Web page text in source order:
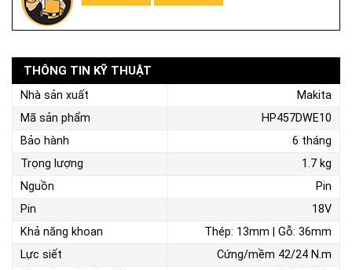
THÔNG TIN KỸ THUẬT
Nhà sản xuất
Makita
Mã sản phẩm
HP457DWE10
Bảo hành
6 tháng
Trọng lượng
1.7 kg
Nguồn
Pin
Pin
18V
Khả năng khoan
Thép: 13mm | Gỗ: 36mm
Lực siết
Cứng/mềm 42/24 N.m